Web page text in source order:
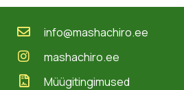
info@mashachiro.ee
mashachiro.ee
Müügitingimused